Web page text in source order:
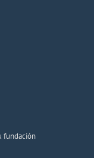
fundación